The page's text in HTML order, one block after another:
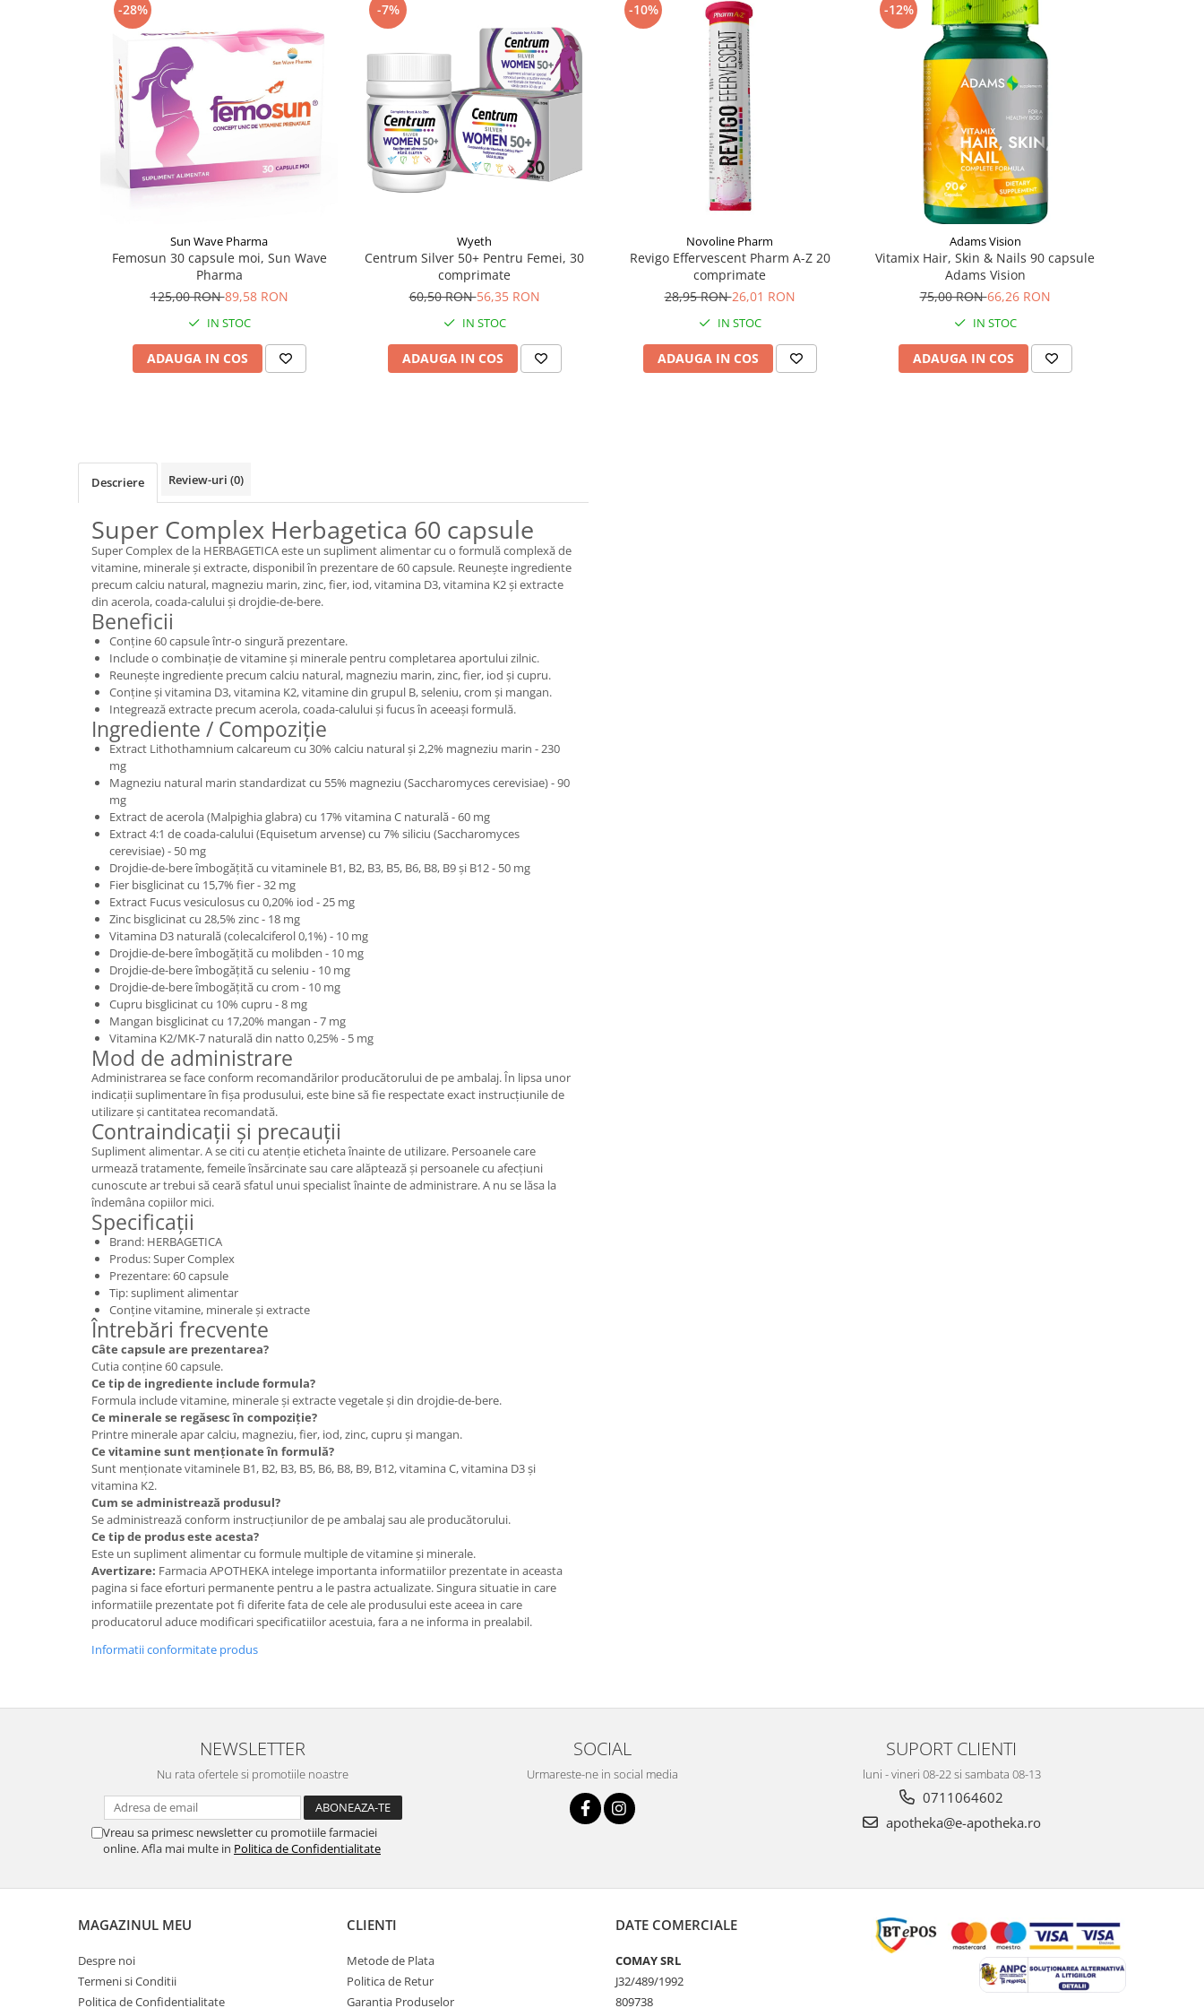
Supliment Vitamina D3
Tincturi si Gemoderivate
Tuse gat si respiratie
Vitamine si minerale
-28%
Sun Wave Pharma
Femosun 30 capsule moi, Sun Wave
Pharma
125,00 RON89,58 RON
IN STOC
ADAUGA IN COS
-7%
Wyeth
Centrum Silver 50+ Pentru Femei, 30
comprimate
60,50 RON56,35 RON
IN STOC
ADAUGA IN COS
-10%
Novoline Pharm
Revigo Effervescent Pharm A-Z 20
comprimate
28,95 RON26,01 RON
IN STOC
ADAUGA IN COS
-12%
Adams Vision
Vitamix Hair, Skin & Nails 90 capsule
Adams Vision
75,00 RON66,26 RON
IN STOC
ADAUGA IN COS
Descriere Review-uri (0)
Super Complex Herbagetica 60 capsule
Super Complex de la HERBAGETICA este un supliment alimentar cu o formulă complexă de
vitamine, minerale și extracte, disponibil în prezentare de 60 capsule. Reunește ingrediente
precum calciu natural, magneziu marin, zinc, fier, iod, vitamina D3, vitamina K2 și extracte
din acerola, coada-calului și drojdie-de-bere.
Beneficii
Conține 60 capsule într-o singură prezentare.
Include o combinație de vitamine și minerale pentru completarea aportului zilnic.
Reunește ingrediente precum calciu natural, magneziu marin, zinc, fier, iod și cupru.
Conține și vitamina D3, vitamina K2, vitamine din grupul B, seleniu, crom și mangan.
Integrează extracte precum acerola, coada-calului și fucus în aceeași formulă.
Ingrediente / Compoziție
Extract Lithothamnium calcareum cu 30% calciu natural și 2,2% magneziu marin - 230
mg
Magneziu natural marin standardizat cu 55% magneziu (Saccharomyces cerevisiae) - 90
mg
Extract de acerola (Malpighia glabra) cu 17% vitamina C naturală - 60 mg
Extract 4:1 de coada-calului (Equisetum arvense) cu 7% siliciu (Saccharomyces
cerevisiae) - 50 mg
Drojdie-de-bere îmbogățită cu vitaminele B1, B2, B3, B5, B6, B8, B9 și B12 - 50 mg
Fier bisglicinat cu 15,7% fier - 32 mg
Extract Fucus vesiculosus cu 0,20% iod - 25 mg
Zinc bisglicinat cu 28,5% zinc - 18 mg
Vitamina D3 naturală (colecalciferol 0,1%) - 10 mg
Drojdie-de-bere îmbogățită cu molibden - 10 mg
Drojdie-de-bere îmbogățită cu seleniu - 10 mg
Drojdie-de-bere îmbogățită cu crom - 10 mg
Cupru bisglicinat cu 10% cupru - 8 mg
Mangan bisglicinat cu 17,20% mangan - 7 mg
Vitamina K2/MK-7 naturală din natto 0,25% - 5 mg
Mod de administrare
Administrarea se face conform recomandărilor producătorului de pe ambalaj. În lipsa unor
indicații suplimentare în fișa produsului, este bine să fie respectate exact instrucțiunile de
utilizare și cantitatea recomandată.
Contraindicații și precauții
Supliment alimentar. A se citi cu atenție eticheta înainte de utilizare. Persoanele care
urmează tratamente, femeile însărcinate sau care alăptează și persoanele cu afecțiuni
cunoscute ar trebui să ceară sfatul unui specialist înainte de administrare. A nu se lăsa la
îndemâna copiilor mici.
Specificații
Brand: HERBAGETICA
Produs: Super Complex
Prezentare: 60 capsule
Tip: supliment alimentar
Conține vitamine, minerale și extracte
Întrebări frecvente
Câte capsule are prezentarea?
Cutia conține 60 capsule.
Ce tip de ingrediente include formula?
Formula include vitamine, minerale și extracte vegetale și din drojdie-de-bere.
Ce minerale se regăsesc în compoziție?
Printre minerale apar calciu, magneziu, fier, iod, zinc, cupru și mangan.
Ce vitamine sunt menționate în formulă?
Sunt menționate vitaminele B1, B2, B3, B5, B6, B8, B9, B12, vitamina C, vitamina D3 și
vitamina K2.
Cum se administrează produsul?
Se administrează conform instrucțiunilor de pe ambalaj sau ale producătorului.
Ce tip de produs este acesta?
Este un supliment alimentar cu formule multiple de vitamine și minerale.
Avertizare: Farmacia APOTHEKA intelege importanta informatiilor prezentate in aceasta
pagina si face eforturi permanente pentru a le pastra actualizate. Singura situatie in care
informatiile prezentate pot fi diferite fata de cele ale produsului este aceea in care
producatorul aduce modificari specificatiilor acestuia, fara a ne informa in prealabil.
Informatii conformitate produs
NEWSLETTER
Nu rata ofertele si promotiile noastre
Vreau sa primesc newsletter cu promotiile farmaciei
online. Afla mai multe in Politica de Confidentialitate
SOCIAL
Urmareste-ne in social media
SUPORT CLIENTI
luni - vineri 08-22 si sambata 08-13
0711064602
apotheka@e-apotheka.ro
MAGAZINUL MEU
Despre noi
Termeni si Conditii
Politica de Confidentialitate
CLIENTI
Metode de Plata
Politica de Retur
Garantia Produselor
DATE COMERCIALE
COMAY SRL
J32/489/1992
809738